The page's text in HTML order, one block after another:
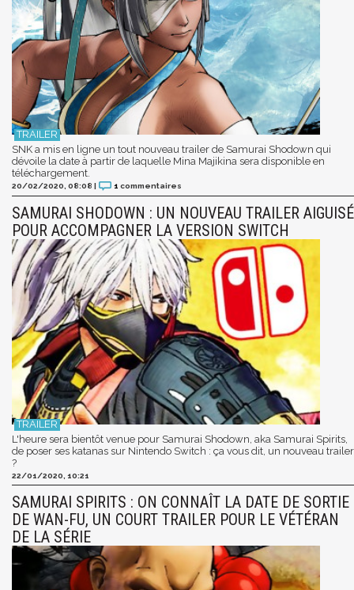
SNK a mis en ligne un tout nouveau trailer de Samurai Shodown qui
dévoile la date à partir de laquelle Mina Majikina sera disponible en
téléchargement.
20/02/2020, 08:08 | 1 commentaires
SAMURAI SHODOWN : UN NOUVEAU TRAILER AIGUISÉ
POUR ACCOMPAGNER LA VERSION SWITCH
L'heure sera bientôt venue pour Samurai Shodown, aka Samurai Spirits,
de poser ses katanas sur Nintendo Switch : ça vous dit, un nouveau trailer
?
22/01/2020, 10:21
SAMURAI SPIRITS : ON CONNAÎT LA DATE DE SORTIE
DE WAN-FU, UN COURT TRAILER POUR LE VÉTÉRAN
DE LA SÉRIE